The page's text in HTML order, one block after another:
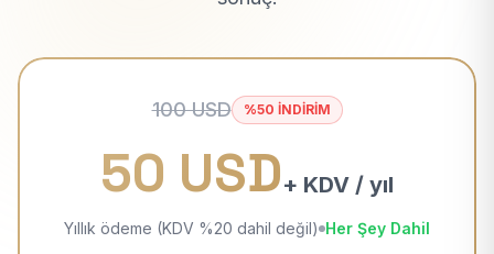
100 USD %50 İNDİRİM
50 USD+ KDV / yıl
Yıllık ödeme (KDV %20 dahil değil) Her Şey Dahil